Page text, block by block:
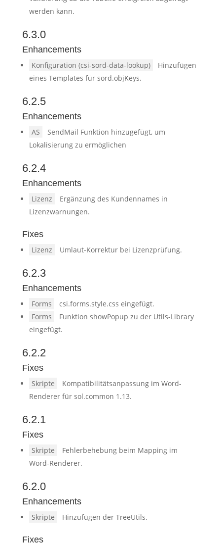
werden kann.
6.3.0
Enhancements
Konfiguration (csi-sord-data-lookup)
Hinzufügen
eines Templates für sord.objKeys.
6.2.5
Enhancements
AS
SendMail Funktion hinzugefügt, um
Lokalisierung zu ermöglichen
6.2.4
Enhancements
Lizenz
Ergänzung des Kundennames in
Lizenzwarnungen.
Fixes
Lizenz Umlaut-Korrektur bei Lizenzprüfung.
6.2.3
Enhancements
Forms
csi.forms.style.css eingefügt.
Forms
Funktion showPopup zu der Utils-Library
eingefügt.
6.2.2
Fixes
Skripte
Kompatibilitätsanpassung im Word-
Renderer für sol.common 1.13.
6.2.1
Fixes
Skripte
Fehlerbehebung beim Mapping im
Word-Renderer.
6.2.0
Enhancements
Skripte Hinzufügen der TreeUtils.
Fixes